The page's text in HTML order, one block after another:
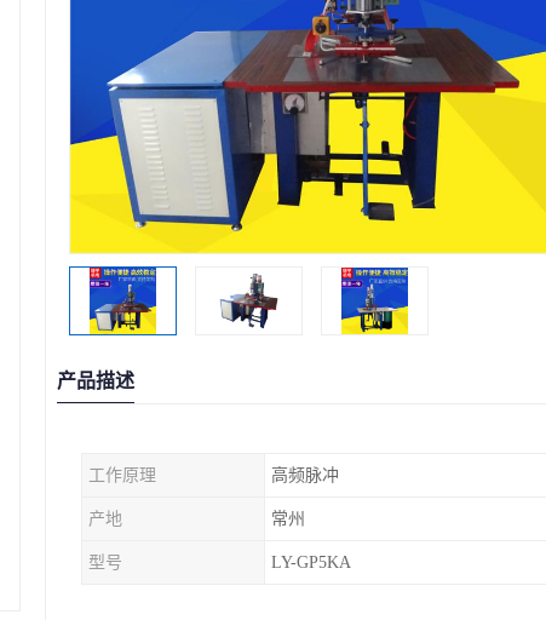
产品描述
工作原理 高频脉冲
产地 常州
型号 LY-GP5KA